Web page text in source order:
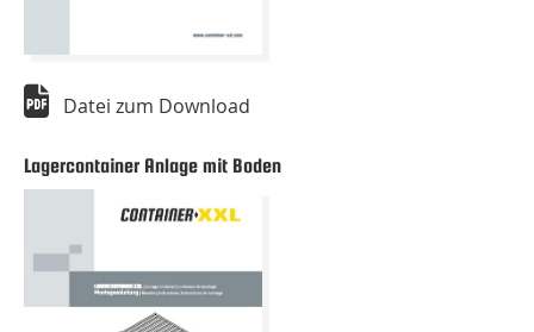
Datei zum Download
Lagercontainer Anlage mit Boden